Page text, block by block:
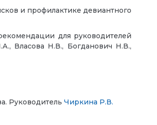
и профилактике девиантного
для руководителей
Власова Н.В., Богданович Н.В.,
Руководитель Чиркина Р.В.